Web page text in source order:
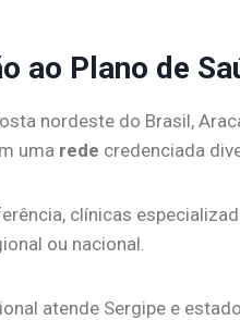
ao Plano de
nordeste do Brasil,
uma rede credenciada
clínicas
ou nacional.
atende Sergipe e